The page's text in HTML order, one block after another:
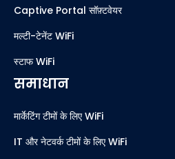
Captive Portal सॉफ़्टवेयर
मल्टी-टेनेंट WiFi
स्टाफ WiFi
समाधान
मार्केटिंग टीमों के लिए WiFi
IT और नेटवर्क टीमों के लिए WiFi